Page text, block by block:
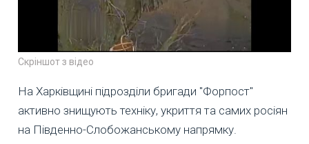
Скріншот з відео
На Харківщині підрозділи бригади "Форпост"
активно знищують техніку, укриття та самих росіян
на Південно-Слобожанському напрямку.